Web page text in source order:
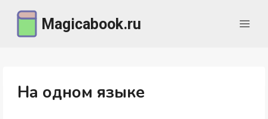
содержимому
Magicabook.ru
На одном языке